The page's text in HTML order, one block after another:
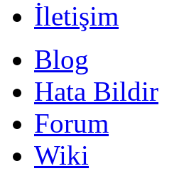
İletişim
Blog
Hata Bildir
Forum
Wiki